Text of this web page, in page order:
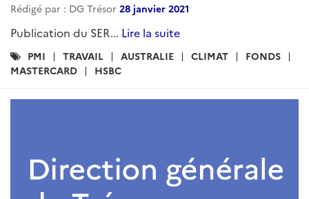
Rédigé par : DG Trésor 28 janvier 2021
Publication du SER... Lire la suite
Catégories
:
PMI TRAVAIL AUSTRALIE CLIMAT
FONDS
MASTERCARD
HSBC